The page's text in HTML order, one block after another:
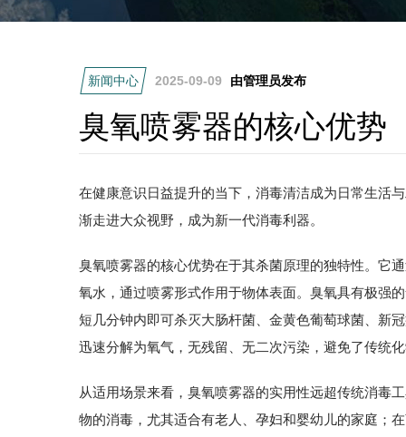
新闻中心 2025-09-09 由管理员发布
臭氧喷雾器的核心优势
在健康意识日益提升的当下，消毒清洁成为日常生活
渐走进大众视野，成为新一代消毒利器。
臭氧喷雾器的核心优势在于其杀菌原理的独特性。它
氧水，通过喷雾形式作用于物体表面。臭氧具有极强
短几分钟内即可杀灭大肠杆菌、金黄色葡萄球菌、新
迅速分解为氧气，无残留、无二次污染，避免了传统
从适用场景来看，臭氧喷雾器的实用性远超传统消毒
物的消毒，尤其适合有老人、孕妇和婴幼儿的家庭；